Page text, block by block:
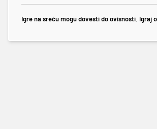
Igre na sreću mogu dovesti do ovisnosti. Igraj